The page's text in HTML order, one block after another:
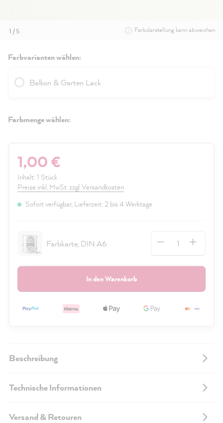
1 / 5 Farbdarstellung kann abweichen
Farbvarianten wählen:
Balkon & Garten Lack
Farbmenge wählen:
1,00 €
Inhalt: 1 Stück
Preise inkl. MwSt. zzgl. Versandkosten
Sofort verfügbar, Lieferzeit: 2 bis 4 Werktage
Farbkarte, DIN A6
In den Warenkorb
Beschreibung
Technische Informationen
Versand & Retouren